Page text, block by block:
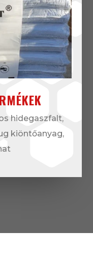
hidegaszfalt,
kiöntőanyag,